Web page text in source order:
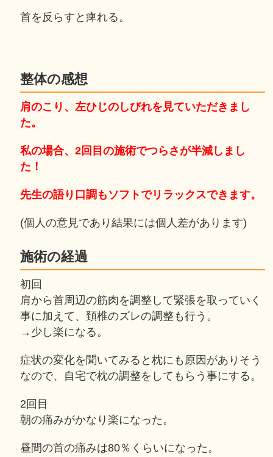
首を反らすと痺れる。
整体の感想
肩のこり、左ひじのしびれを見ていただきまし
た。
私の場合、2回目の施術でつらさが半減しまし
た！
先生の語り口調もソフトでリラックスできます。
(個人の意見であり結果には個人差があります)
施術の経過
初回
肩から首周辺の筋肉を調整して緊張を取っていく
事に加えて、頚椎のズレの調整も行う。
→少し楽になる。
症状の変化を聞いてみると枕にも原因がありそう
なので、自宅で枕の調整をしてもらう事にする。
2回目
朝の痛みがかなり楽になった。
昼間の首の痛みは80％くらいになった。